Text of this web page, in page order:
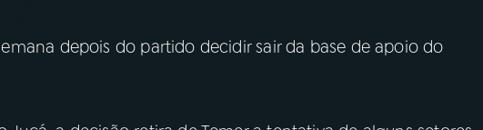
depois do partido decidir sair da base de apoio do